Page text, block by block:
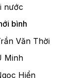
nước
bình
Văn Thời
Minh
Hiển